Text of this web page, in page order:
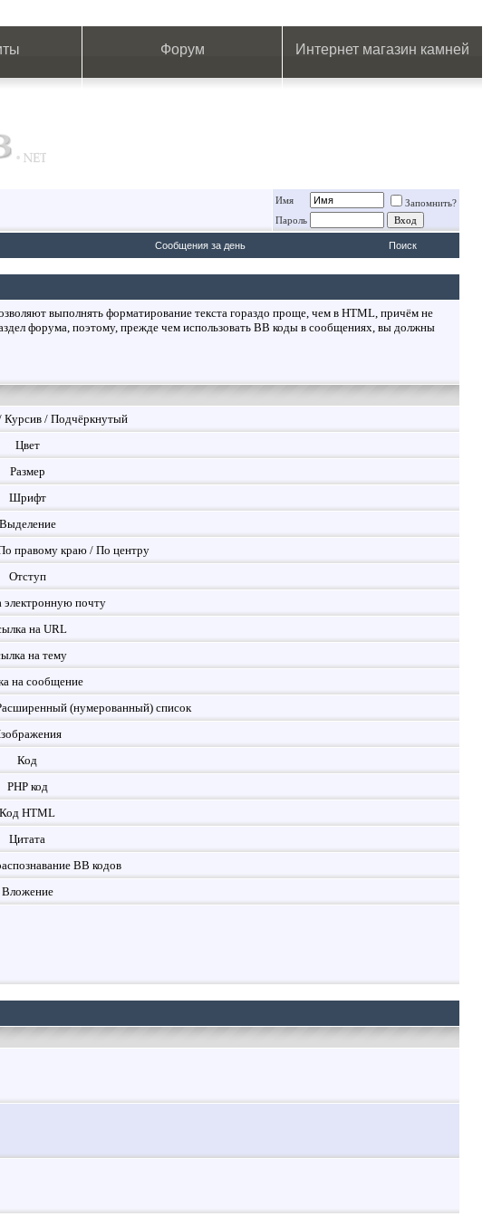
Форум Интернет магазин камней
Имя
Запомнить?
Пароль
Сообщения за день Поиск
выполнять форматирование текста гораздо проще, чем в HTML, причём не
форума, поэтому, прежде чем использовать BB коды в сообщениях, вы должны
/ Подчёркнутый
Цвет
Размер
Шрифт
Выделение
правому краю / По центру
Отступ
электронную почту
на URL
на тему
на сообщение
(нумерованный) список
Код
PHP код
Код HTML
Цитата
BB кодов
Вложение